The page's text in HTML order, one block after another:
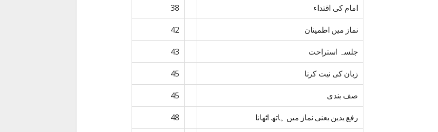
امام کی اقتداء 38
نماز میں اطمینان 42
جلسہ استراحت 43
زبان کی نیت کرنا 45
صف بندی 45
رفع یدین یعنی نماز میں ہاتھ اٹھانا 48